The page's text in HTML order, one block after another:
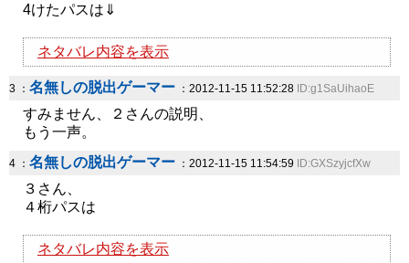
4けたパスは⇓
ネタバレ内容を表示
3 ： 名無しの脱出ゲーマー ：2012-11-15 11:52:28 ID:g1SaUihaoE
すみません、２さんの説明、
もう一声。
4 ： 名無しの脱出ゲーマー ：2012-11-15 11:54:59 ID:GXSzyjcfXw
３さん、
４桁パスは
ネタバレ内容を表示